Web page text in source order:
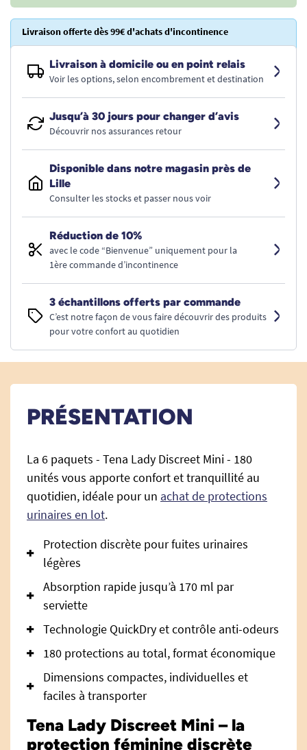
Livraison offerte dès 99€ d'achats d'incontinence
Livraison à domicile ou en point relais
Voir les options, selon encombrement et destination
Jusqu’à 30 jours pour changer d’avis
Découvrir nos assurances retour
Disponible dans notre magasin près de
Lille
Consulter les stocks et passer nous voir
Réduction de 10%
avec le code “Bienvenue” uniquement pour la
1ère commande d’incontinence
3 échantillons offerts par commande
C’est notre façon de vous faire découvrir des produits
pour votre confort au quotidien
PRÉSENTATION
La 6 paquets - Tena Lady Discreet Mini - 180
unités vous apporte confort et tranquillité au
quotidien, idéale pour un achat de protections
urinaires en lot.
Protection discrète pour fuites urinaires
légères
Absorption rapide jusqu’à 170 ml par
serviette
Technologie QuickDry et contrôle anti-odeurs
180 protections au total, format économique
Dimensions compactes, individuelles et
faciles à transporter
Tena Lady Discreet Mini – la
protection féminine discrète